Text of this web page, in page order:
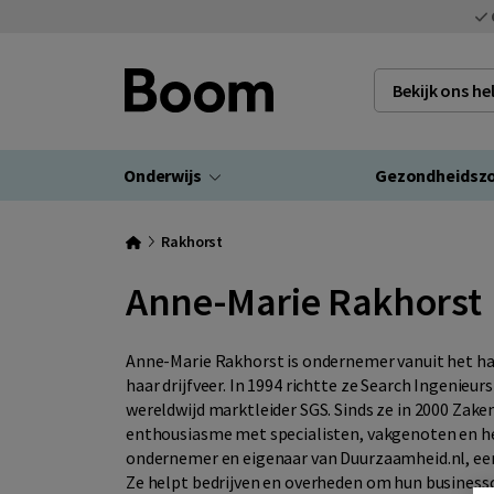
Bekijk ons
Onderwijs
Rakhorst
Anne-Marie Rakhorst
Anne-Marie Rakhorst is ondernemer vanuit het
haar drijfveer. In 1994 richtte ze Search
wereldwijd marktleider SGS. Sinds ze in 2000
enthousiasme met specialisten, vakgenoten en
ondernemer en eigenaar van Duurzaamheid.nl,
Ze helpt bedrijven en overheden om hun